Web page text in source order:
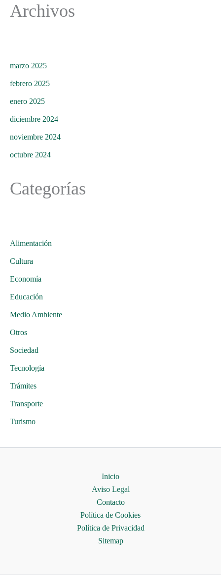
Archivos
marzo 2025
febrero 2025
enero 2025
diciembre 2024
noviembre 2024
octubre 2024
Categorías
Alimentación
Cultura
Economía
Educación
Medio Ambiente
Otros
Sociedad
Tecnología
Trámites
Transporte
Turismo
Inicio
Aviso Legal
Contacto
Política de Cookies
Política de Privacidad
Sitemap